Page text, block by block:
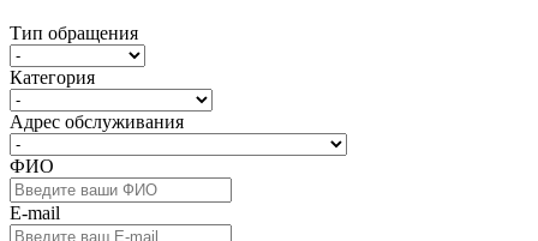
Тип обращения
Категория
Адрес обслуживания
ФИО
E-mail